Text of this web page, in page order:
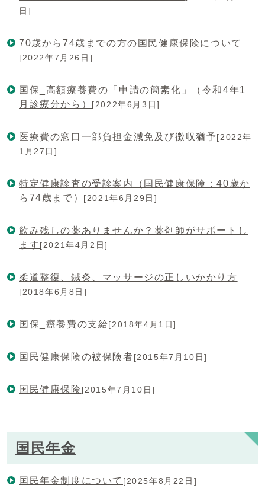
日]
70歳から74歳までの方の国民健康保険について
[2022年7月26日]
国保_高額療養費の「申請の簡素化」（令和4年1
月診療分から） [2022年6月3日]
医療費の窓口一部負担金減免及び徴収猶予[2022年
1月27日]
特定健康診査の受診案内（国民健康保険：40歳か
ら74歳まで） [2021年6月29日]
飲み残しの薬ありませんか？薬剤師がサポートし
ます[2021年4月2日]
柔道整復、鍼灸、マッサージの正しいかかり方
[2018年6月8日]
国保_療養費の支給[2018年4月1日]
国民健康保険の被保険者[2015年7月10日]
国民健康保険 [2015年7月10日]
国民年金
国民年金制度について [2025年8月22日]